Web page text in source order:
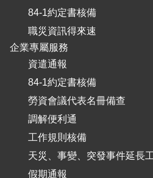
84-1約定書核備
職災資訊得來速
企業專屬服務
資遣通報
84-1約定書核備
勞資會議代表名冊備查
調解便利通
工作規則核備
天災、事變、突發事件延長
假期通報